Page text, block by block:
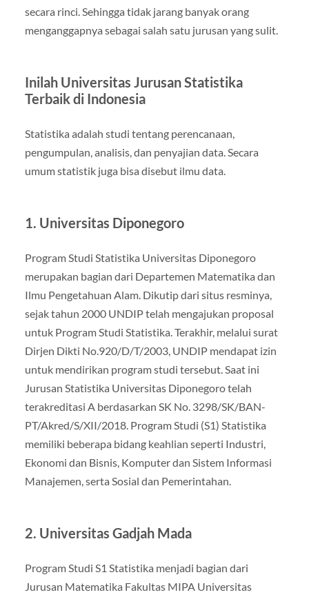
secara rinci. Sehingga tidak jarang banyak orang
menganggapnya sebagai salah satu jurusan yang sulit.
Inilah Universitas Jurusan Statistika
Terbaik di Indonesia
Statistika adalah studi tentang perencanaan,
pengumpulan, analisis, dan penyajian data. Secara
umum statistik juga bisa disebut ilmu data.
1. Universitas Diponegoro
Program Studi Statistika Universitas Diponegoro
merupakan bagian dari Departemen Matematika dan
Ilmu Pengetahuan Alam. Dikutip dari situs resminya,
sejak tahun 2000 UNDIP telah mengajukan proposal
untuk Program Studi Statistika. Terakhir, melalui surat
Dirjen Dikti No.920/D/T/2003, UNDIP mendapat izin
untuk mendirikan program studi tersebut. Saat ini
Jurusan Statistika Universitas Diponegoro telah
terakreditasi A berdasarkan SK No. 3298/SK/BAN-
PT/Akred/S/XII/2018. Program Studi (S1) Statistika
memiliki beberapa bidang keahlian seperti Industri,
Ekonomi dan Bisnis, Komputer dan Sistem Informasi
Manajemen, serta Sosial dan Pemerintahan.
2. Universitas Gadjah Mada
Program Studi S1 ​​Statistika menjadi bagian dari
Jurusan Matematika Fakultas MIPA Universitas